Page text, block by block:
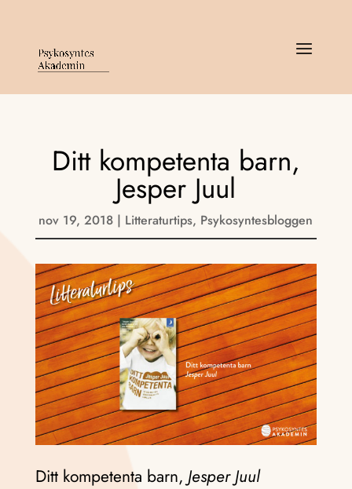
Ditt kompetenta barn,
Jesper Juul
nov 19, 2018 | Litteraturtips, Psykosyntesbloggen
Ditt kompetenta barn, Jesper Juul